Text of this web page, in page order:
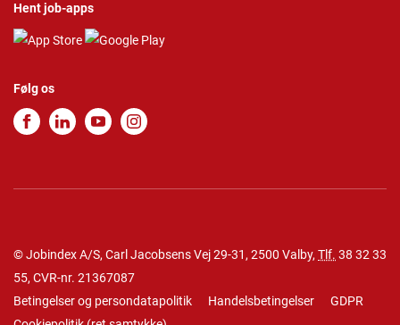
Hent job-apps
Følg os
© Jobindex A/S, Carl Jacobsens Vej 29-31, 2500 Valby, Tlf. 38 32 33
55, CVR-nr. 21367087
Betingelser og persondatapolitik
Handelsbetingelser
GDPR